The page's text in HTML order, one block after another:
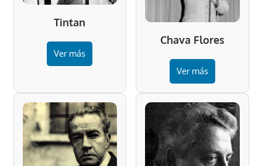
Tintan
Ver más
Chava Flores
Ver más